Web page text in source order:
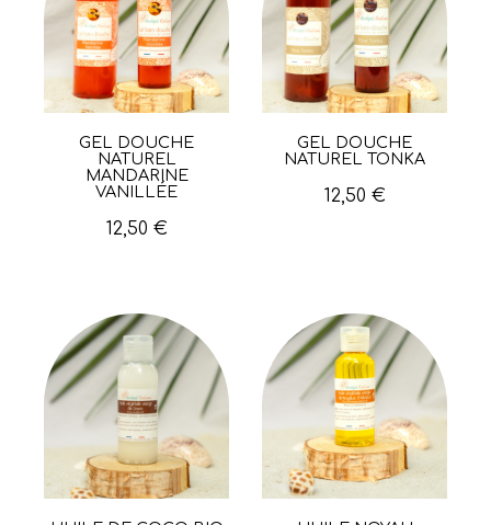
Aperçu rapide
GEL DOUCHE
NATUREL
MANDARINE
VANILLÉE
12,50 €
Aperçu rapide
GEL DOUCHE
NATUREL TONKA
12,50 €